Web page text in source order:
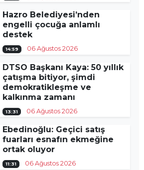
Hazro Belediyesi’nden
engelli çocuğa anlamlı
destek
14:59 06 Ağustos 2026
DTSO Başkanı Kaya: 50 yıllık
çatışma bitiyor, şimdi
demokratikleşme ve
kalkınma zamanı
13:31 06 Ağustos 2026
Ebedinoğlu: Geçici satış
fuarları esnafın ekmeğine
ortak oluyor
11:31 06 Ağustos 2026